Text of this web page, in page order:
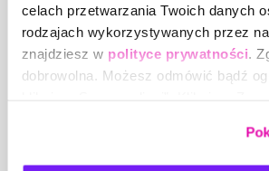
celach przetwarzania Twoich danych
rodzajach wykorzystywanych przez
znajdziesz w polityce prywatności .
dobrowolna. Możesz odmówić bądź
a także na przetwarzanie Twoich
zachowaniu poziomu
czasie zmian. Twórzmy
opartą na zaufaniu, otwartości,
i współpracy, która będzie
pracowników w adaptacji do
środowiska pracy bardzo
nawet najtrudniejsze sytuacje
pandemia.